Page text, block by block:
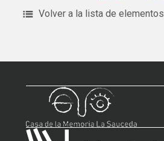
Volver a la lista de elementos